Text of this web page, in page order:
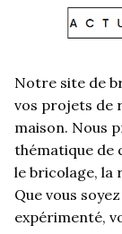
Notre site de
vos projets de
maison. Nous
thématique de
le bricolage, la
Que vous
expérimenté,